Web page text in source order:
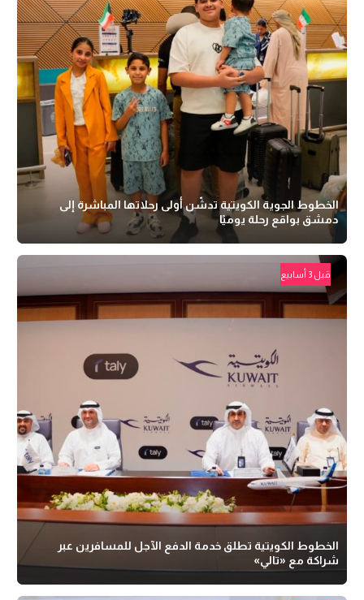
الخطوط الجوية الكويتية تدشّن أولى رحلاتها المباشرة إلى
دمشق بواقع رحلة يوميًا
قبل 3 أسابيع
الخطوط الكويتية تطلق خدمة الدفع الآجل للمسافرين عبر
شراكة مع «تالي»